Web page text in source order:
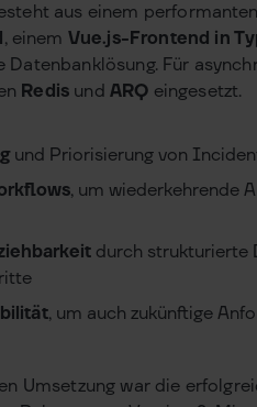
aus einem performanten
, einem Vue.js-Frontend in
Datenbanklösung. Für
Redis und ARQ eingesetzt.
und Priorisierung von
, um wiederkehrende
durch strukturierte
, um auch zukünftige
Umsetzung war die